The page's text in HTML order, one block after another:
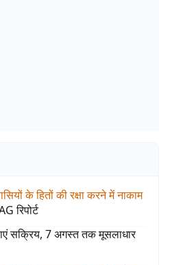
के हितों की रक्षा करने में नाकाम
रिपोर्ट
सक्रिय, 7 अगस्त तक मूसलाधार